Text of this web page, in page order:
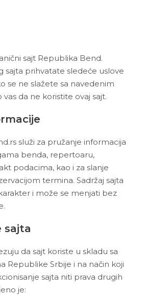
sajt Republika Bend.
sajta prihvatate sledeće uslove
se ne slažete sa navedenim
da ne koristite ovaj sajt.
služi za pružanje informacija
benda, repertoaru,
podacima, kao i za slanje
termina. Sadržaj sajta
i može se menjati bez
sajta
da sajt koriste u skladu sa
Republike Srbije i na način koji
sajta niti prava drugih
je: